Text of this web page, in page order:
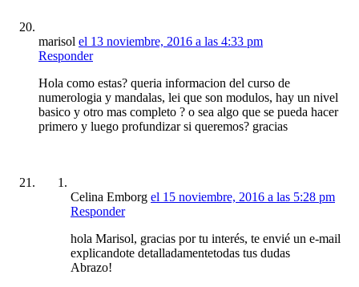
marisol el 13 noviembre, 2016 a las 4:33 pm
Responder
Hola como estas? queria informacion del curso de
numerologia y mandalas, lei que son modulos, hay un nivel
basico y otro mas completo ? o sea algo que se pueda hacer
primero y luego profundizar si queremos? gracias
Celina Emborg el 15 noviembre, 2016 a las 5:28 pm
Responder
hola Marisol, gracias por tu interés, te envié un e-mail
explicandote detalladamentetodas tus dudas
Abrazo!